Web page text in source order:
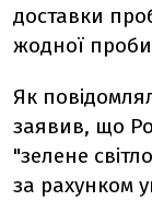
доставки
жодної
Як
заявив, що
"зелене
за рахунком